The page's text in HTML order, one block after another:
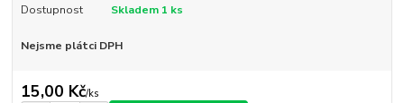
Dostupnost Skladem 1 ks
Nejsme plátci DPH
15,00 Kč/ks